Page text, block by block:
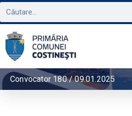
Convocator 180 / 09.01.2025